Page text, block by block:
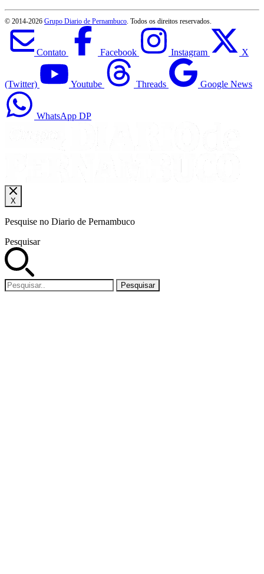
© 2014-2026 Grupo Diario de Pernambuco . Todos os direitos reservados.
Contato Facebook Instagram X
(Twitter) Youtube Threads Google News
WhatsApp DP
X
Pesquise no Diario de Pernambuco
Pesquisar
Pesquisar